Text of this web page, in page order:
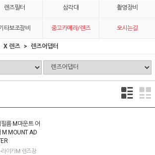
렌즈필터 삼각대 촬영장비
타보조장비 중고카메라/렌즈 오시는길
X 렌즈 렌즈어댑터
름 M마운트 어
M MOUNT AD
라이카M 렌즈장